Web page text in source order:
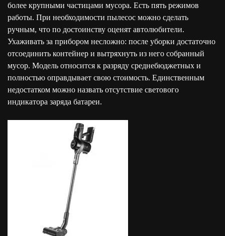
более крупными частицами мусора. Есть пять режимов
работы. При необходимости пылесос можно сделать
ручным, что по достоинству оценят автолюбители.
Ухаживать за прибором несложно: после уборки достаточно
отсоединить контейнер и вытряхнуть из него собранный
мусор. Модель относится к разряду среднебюджетных и
полностью оправдывает свою стоимость. Единственным
недостатком можно назвать отсутствие светового
индикатора заряда батареи.